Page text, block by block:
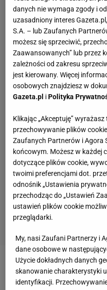
Zobacz wideo
Hamburgu! "Chodźcie
danych nie wymaga zgody i
uzasadniony interes
S.A. – lub Zaufanych
możesz się sprzeciwić,
Zaawansowanych” lub przez
zależności od zakresu
jest kierowany. Więcej
osobowych znajdziesz w
Gazeta.pl iPolityka
Klikając „Akceptuję”
przechowywanie plików
Zaufanych Partnerów i Agora
końcowym. Możesz w każdej
dotyczące plików cookie,
twoimi preferencjami dot.
odnośnik „Ustawienia
przechodząc do „Ustawień
ustawień plików cookie
przeglądarki.
My, nasi Zaufani Partnerzy i
dane osobowe w
Użycie dokładnych danych
skanowanie charakterystyki
identyfikacji.